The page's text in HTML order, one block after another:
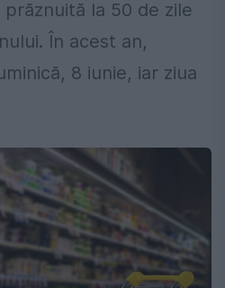
la 50 de zile
În acest an,
8 iunie, iar ziua